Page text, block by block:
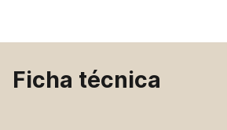
Ficha técnica